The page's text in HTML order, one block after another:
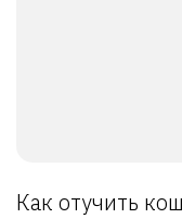
Как отучить